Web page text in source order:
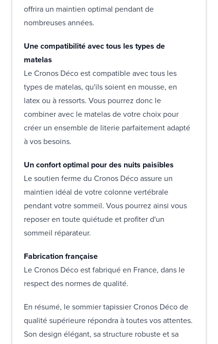
offrira un maintien optimal pendant de
nombreuses années.
Une compatibilité avec tous les types de
matelas
Le Cronos Déco est compatible avec tous les
types de matelas, qu'ils soient en mousse, en
latex ou à ressorts. Vous pourrez donc le
combiner avec le matelas de votre choix pour
créer un ensemble de literie parfaitement adapté
à vos besoins.
Un confort optimal pour des nuits paisibles
Le soutien ferme du Cronos Déco assure un
maintien idéal de votre colonne vertébrale
pendant votre sommeil. Vous pourrez ainsi vous
reposer en toute quiétude et profiter d'un
sommeil réparateur.
Fabrication française
Le Cronos Déco est fabriqué en France, dans le
respect des normes de qualité.
En résumé, le sommier tapissier Cronos Déco de
qualité supérieure répondra à toutes vos attentes.
Son design élégant, sa structure robuste et sa